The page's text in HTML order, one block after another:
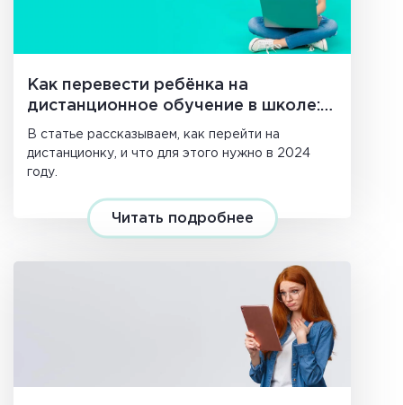
Как перевести ребёнка на
дистанционное обучение в школе:
полное руководство для родителей
в 2026 году
В статье рассказываем, как перейти на
дистанционку, и что для этого нужно в 2024
году.
Читать подробнее